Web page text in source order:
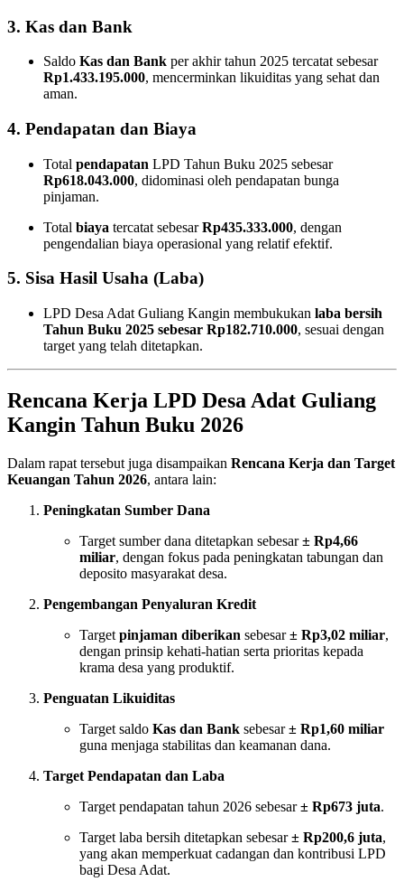
3. Kas dan Bank
Saldo Kas dan Bank per akhir tahun 2025 tercatat sebesar
Rp1.433.195.000, mencerminkan likuiditas yang sehat dan
aman.
4. Pendapatan dan Biaya
Total pendapatan LPD Tahun Buku 2025 sebesar
Rp618.043.000, didominasi oleh pendapatan bunga
pinjaman.
Total biaya tercatat sebesarRp435.333.000, dengan
pengendalian biaya operasional yang relatif efektif.
5. Sisa Hasil Usaha (Laba)
LPD Desa Adat Guliang Kangin membukukan laba bersih
Tahun Buku 2025 sebesar Rp182.710.000, sesuai dengan
target yang telah ditetapkan.
Rencana Kerja LPD Desa Adat Guliang
Kangin Tahun Buku 2026
Dalam rapat tersebut juga disampaikan Rencana Kerja dan Target
Keuangan Tahun 2026, antara lain:
Peningkatan Sumber Dana
Target sumber dana ditetapkan sebesar± Rp4,66
miliar, dengan fokus pada peningkatan tabungan dan
deposito masyarakat desa.
Pengembangan Penyaluran Kredit
Target pinjaman diberikan sebesar± Rp3,02 miliar,
dengan prinsip kehati-hatian serta prioritas kepada
krama desa yang produktif.
Penguatan Likuiditas
Target saldo Kas dan Bank sebesar± Rp1,60 miliar
guna menjaga stabilitas dan keamanan dana.
Target Pendapatan dan Laba
Target pendapatan tahun 2026 sebesar± Rp673 juta.
Target laba bersih ditetapkan sebesar± Rp200,6 juta,
yang akan memperkuat cadangan dan kontribusi LPD
bagi Desa Adat.